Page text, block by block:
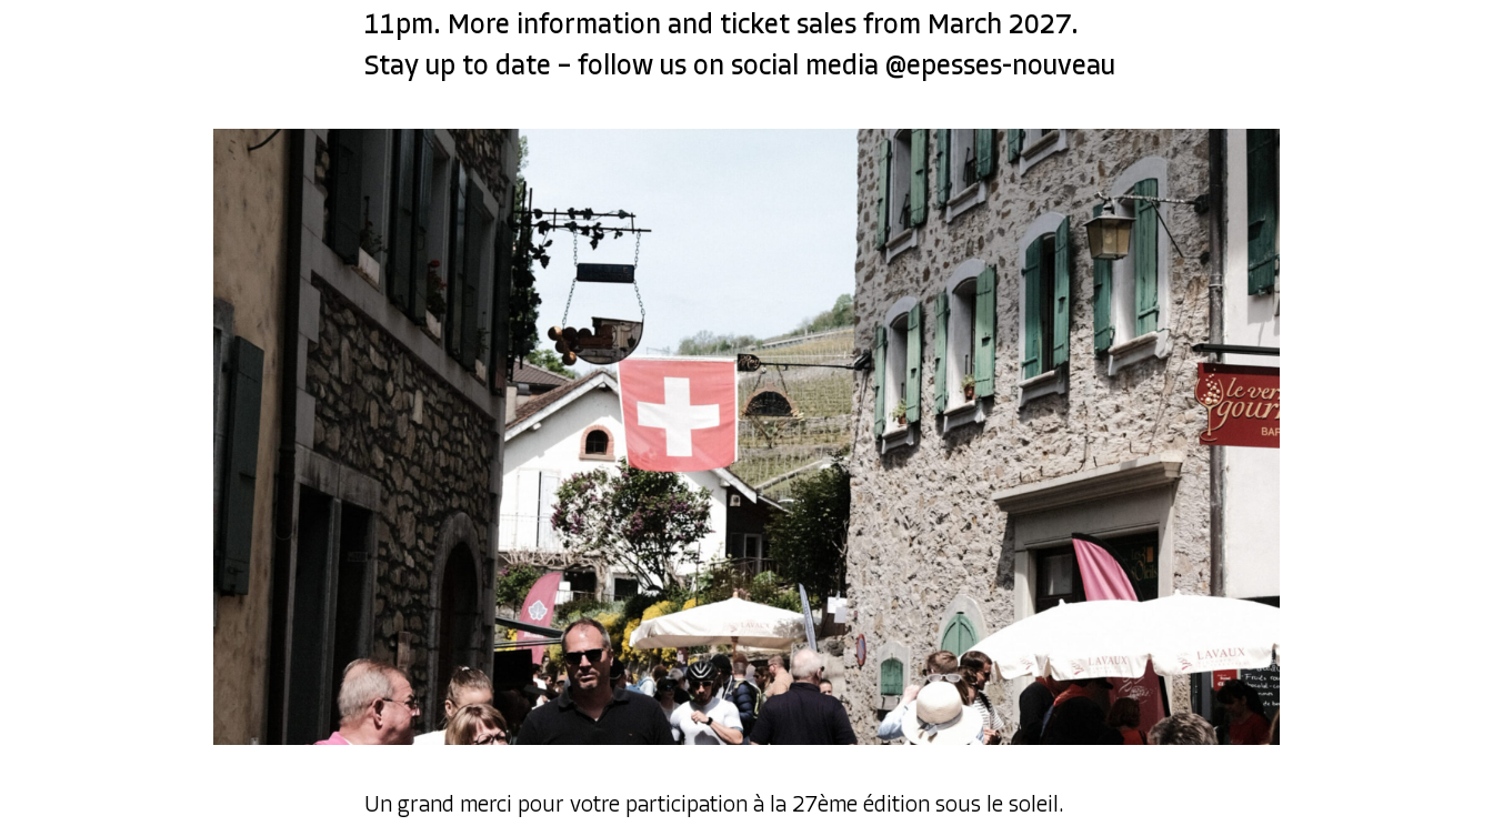
11pm. More information and ticket sales from March 2027.
Stay up to date – follow us on social media @epesses-nouveau
Un grand merci pour votre participation à la 27ème édition sous le soleil.